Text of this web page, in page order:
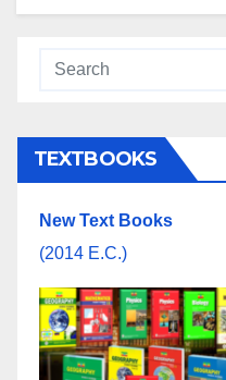
TEXTBOOKS
New Text Books
(2014 E.C.)